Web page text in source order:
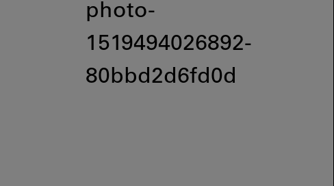
photo-
1519494026892-
80bbd2d6fd0d